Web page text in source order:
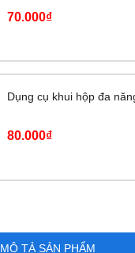
70.000₫
Dụng cụ khui hộp đa
80.000₫
MÔ TẢ SẢN PHẨM